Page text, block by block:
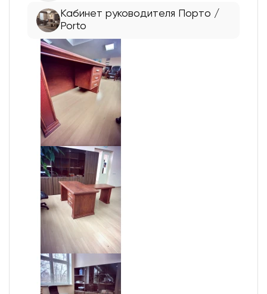
Кабинет руководителя Порто /
Porto